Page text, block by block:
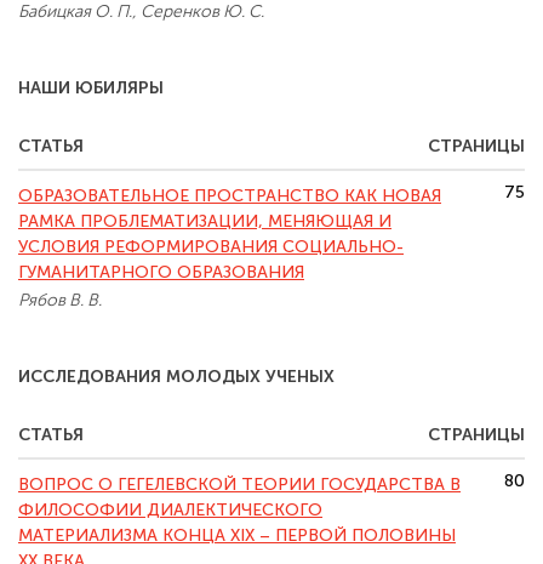
Бабицкая О. П., Серенков Ю. С.
НАШИ ЮБИЛЯРЫ
СТАТЬЯ СТРАНИЦЫ
ОБРАЗОВАТЕЛЬНОЕ ПРОСТРАНСТВО КАК НОВАЯ
РАМКА ПРОБЛЕМАТИЗАЦИИ, МЕНЯЮЩАЯ И
УСЛОВИЯ РЕФОРМИРОВАНИЯ СОЦИАЛЬНО-
ГУМАНИТАРНОГО ОБРАЗОВАНИЯ
Рябов В. В.
75
ИССЛЕДОВАНИЯ МОЛОДЫХ УЧЕНЫХ
СТАТЬЯ СТРАНИЦЫ
ВОПРОС О ГЕГЕЛЕВСКОЙ ТЕОРИИ ГОСУДАРСТВА В
ФИЛОСОФИИ ДИАЛЕКТИЧЕСКОГО
МАТЕРИАЛИЗМА КОНЦА XIX – ПЕРВОЙ ПОЛОВИНЫ
80